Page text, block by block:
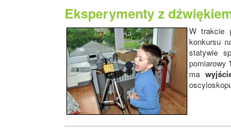
Eksperymenty z
W trakcie
konkursu
statywie
pomiarowy
ma